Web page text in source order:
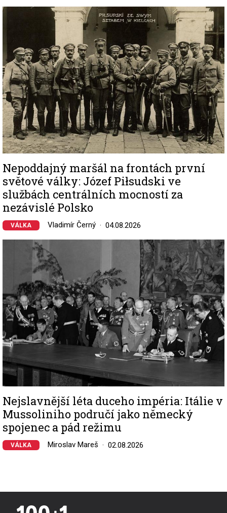
Image
Nepoddajný maršál na frontách první
světové války: Józef Piłsudski ve
službách centrálních mocností za
nezávislé Polsko
VÁLKA Vladimír Černý 04.08.2026
Nejslavnější léta duceho impéria: Itálie v
Mussoliniho područí jako německý
spojenec a pád režimu
VÁLKA Miroslav Mareš 02.08.2026